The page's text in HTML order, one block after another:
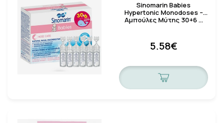
Sinomarin Babies
Hypertonic Monodoses –
Αμπούλες Μύτης 30+6 …
5.58€